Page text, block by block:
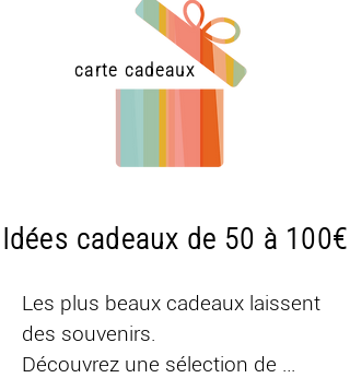
carte cadeaux
Idées cadeaux de 50 à 100€
Les plus beaux cadeaux laissent
des souvenirs.
Découvrez une sélection de